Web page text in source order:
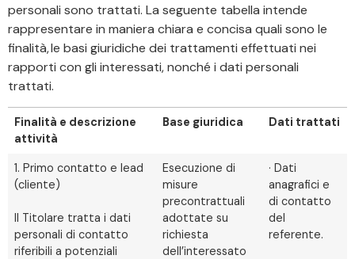
personali sono trattati. La seguente tabella intende
rappresentare in maniera chiara e concisa quali sono le
finalità, le basi giuridiche dei trattamenti effettuati nei
rapporti con gli interessati, nonché i dati personali
trattati.
Finalità e descrizione
attività
Base giuridica Dati trattati
1. Primo contatto e lead
(cliente)
Il Titolare tratta i dati
personali di contatto
riferibili a potenziali
Esecuzione di
misure
precontrattuali
adottate su
richiesta
dell’interessato
· Dati
anagrafici e
di contatto
del
referente.